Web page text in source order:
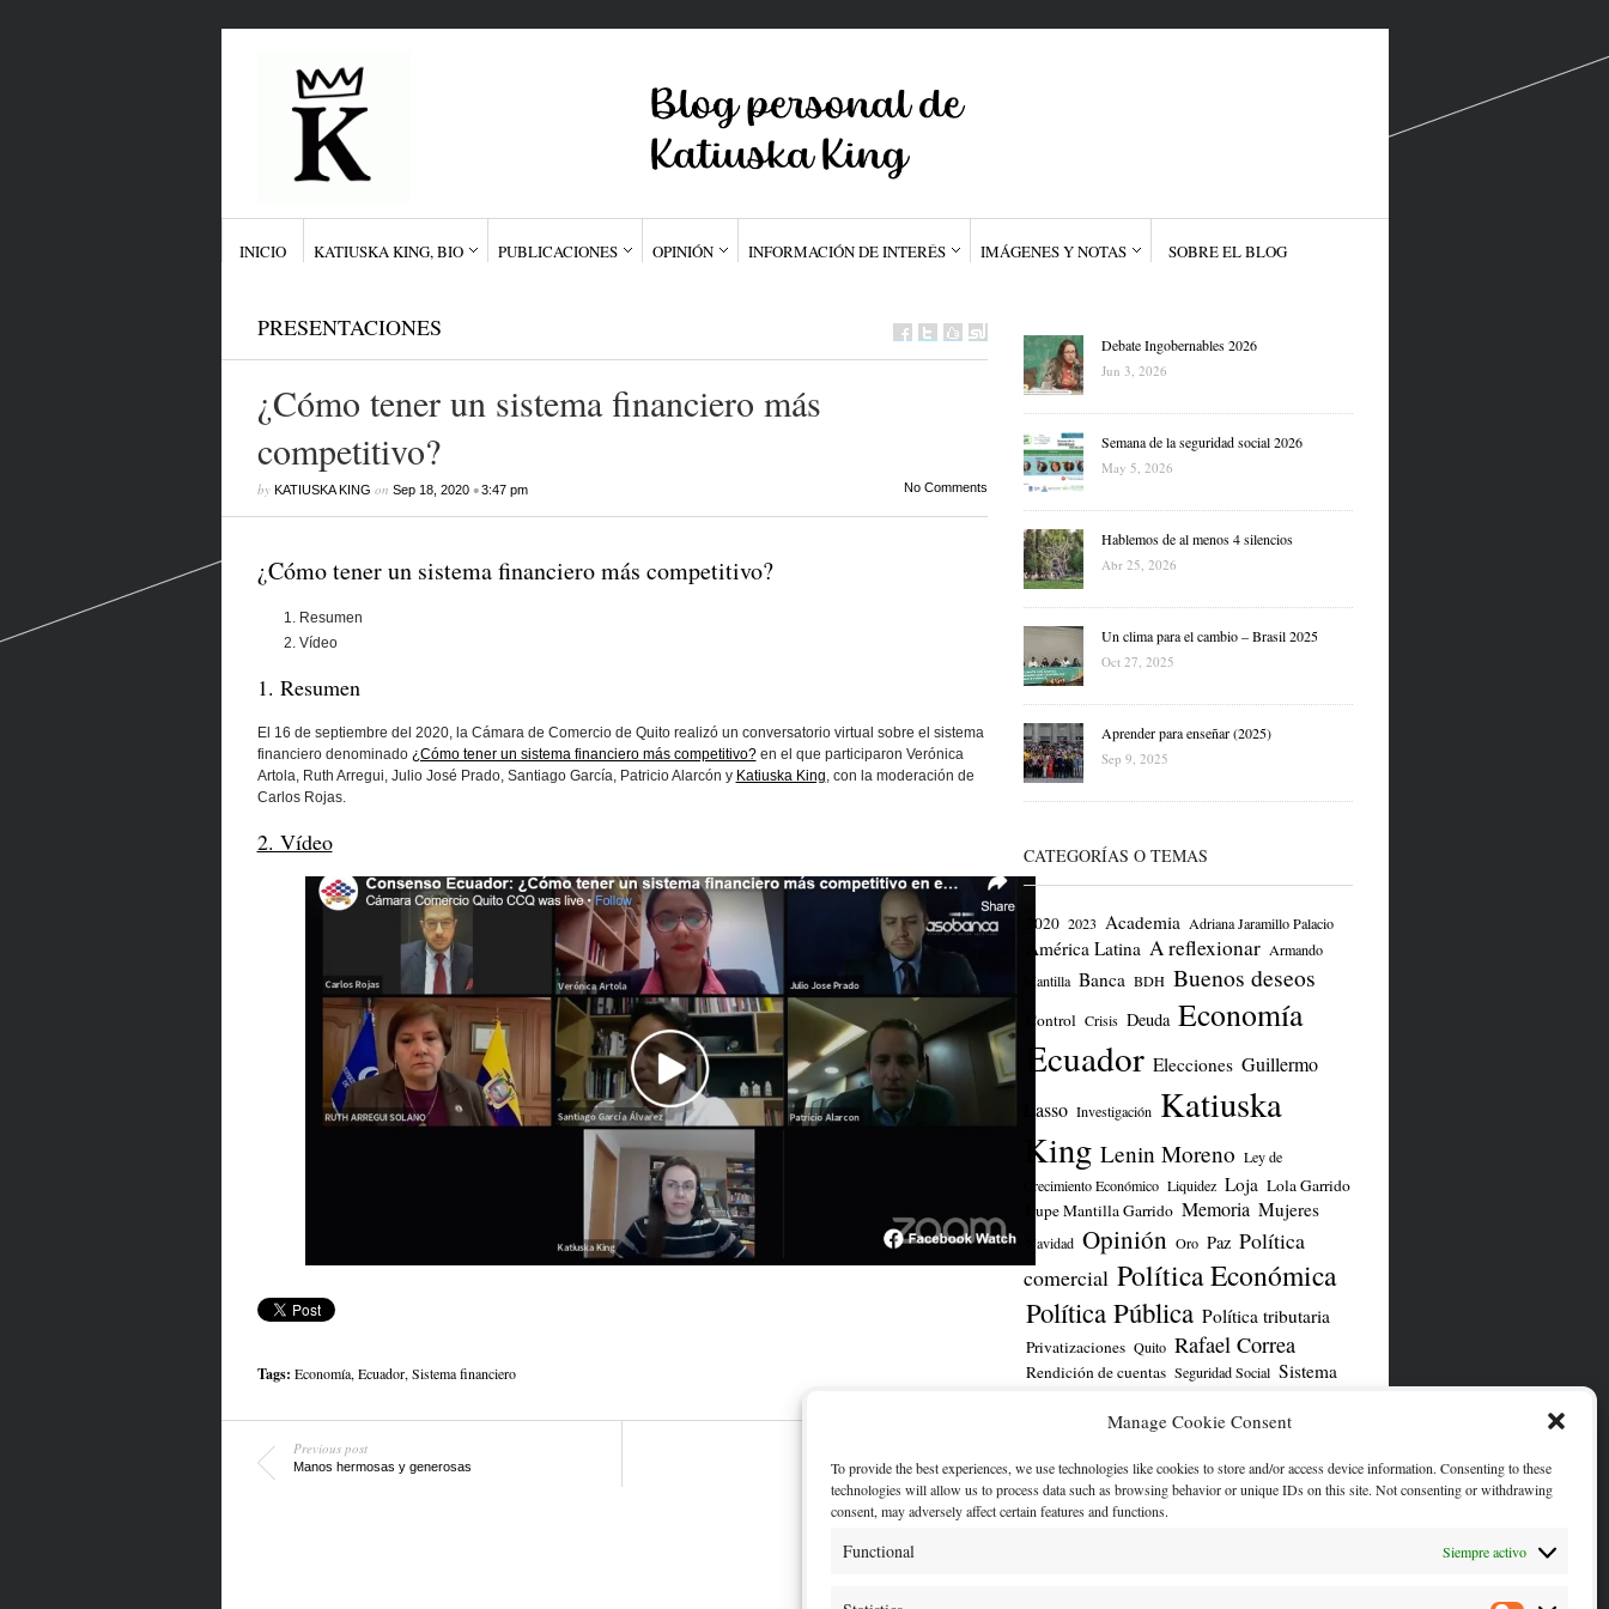
Manage Cookie Consent
To provide the best experiences, we use technologies like cookies to store and/or access device information. Consenting to these
technologies will allow us to process data such as browsing behavior or unique IDs on this site. Not consenting or withdrawing
consent, may adversely affect certain features and functions.
Functional Siempre activo
INICIO KATIUSKA KING, BIO PUBLICACIONES OPINIÓN INFORMACIÓN DE INTERÉS IMÁGENES Y NOTAS SOBRE EL BLOG
PRESENTACIONES
¿Cómo tener un sistema financiero más
competitivo?
by KATIUSKA KING on Sep 18, 2020•3:47 pm No Comments
¿Cómo tener un sistema financiero más competitivo?
Resumen
Vídeo
1. Resumen
El 16 de septiembre del 2020, la Cámara de Comercio de Quito realizó un conversatorio virtual sobre el sistema
financiero denominado ¿Cómo tener un sistema financiero más competitivo?en el que participaron Verónica
Artola, Ruth Arregui, Julio José Prado, Santiago García, Patricio Alarcón y Katiuska King, con la moderación de
Carlos Rojas.
2. Vídeo
Tags: Economía, Ecuador, Sistema financiero
Previous post
Manos hermosas y generosas Fotos de Katiuska King
Debate Ingobernables 2026
Jun 3, 2026
Semana de la seguridad social 2026
May 5, 2026
Hablemos de al menos 4 silencios
Abr 25, 2026
Un clima para el cambio – Brasil 2025
Oct 27, 2025
Aprender para enseñar (2025)
Sep 9, 2025
CATEGORÍAS O TEMAS
2020 2023 Academia Adriana Jaramillo Palacio
América Latina A reflexionar Armando
Mantilla Banca BDH Buenos deseos
Control Crisis Deuda Economía
Ecuador Elecciones Guillermo
Lasso Investigación Katiuska
King Lenin Moreno Ley de
Crecimiento Económico Liquidez Loja Lola Garrido
Lupe Mantilla Garrido Memoria Mujeres
Navidad Opinión Oro Paz Política
comercial Política Económica
Política Pública Política tributaria
Privatizaciones Quito Rafael Correa
Rendición de cuentas Seguridad Social Sistema
MI CUENTA DE TWITTER/X